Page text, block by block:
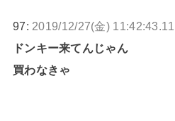
97: 2019/12/27(金) 11:42:43.11
ドンキー来てんじゃん
買わなきゃ